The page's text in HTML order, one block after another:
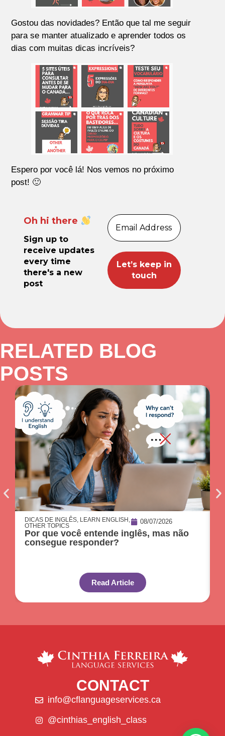
Gostou das novidades? Então que tal me seguir
para se manter atualizado e aprender todos os
dias com muitas dicas incríveis?
Espero por você lá! Nos vemos no próximo
post! 🙂
Oh hi there
Sign up to
receive updates
every time
there's a new
post
RELATED BLOG
POSTS
DICAS DE INGLÊS, LEARN ENGLISH ,
OTHER TOPICS
08/07/2026
Por que você entende inglês, mas não
consegue responder?
Read Article
CONTACT
info@cflanguageservices.ca
@cinthias_english_class